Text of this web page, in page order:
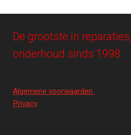
De grootste in
onderhoud sinds 1998
Algemene voorwaarden
Privacy